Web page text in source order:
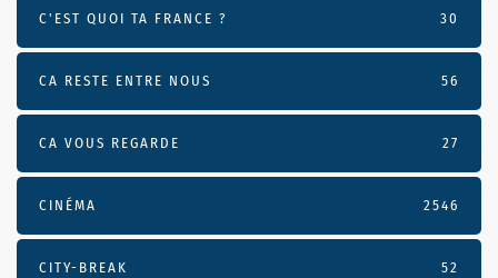
C'EST QUOI TA FRANCE ? 30
CA RESTE ENTRE NOUS 56
CA VOUS REGARDE 27
CINÉMA 2546
CITY-BREAK 52